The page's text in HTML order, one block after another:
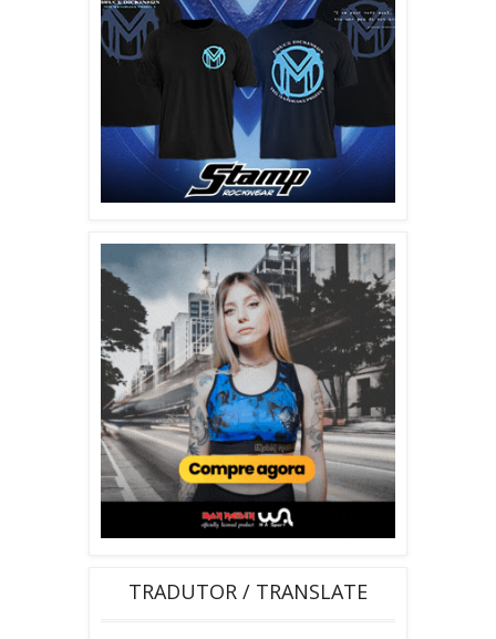
TRADUTOR / TRANSLATE